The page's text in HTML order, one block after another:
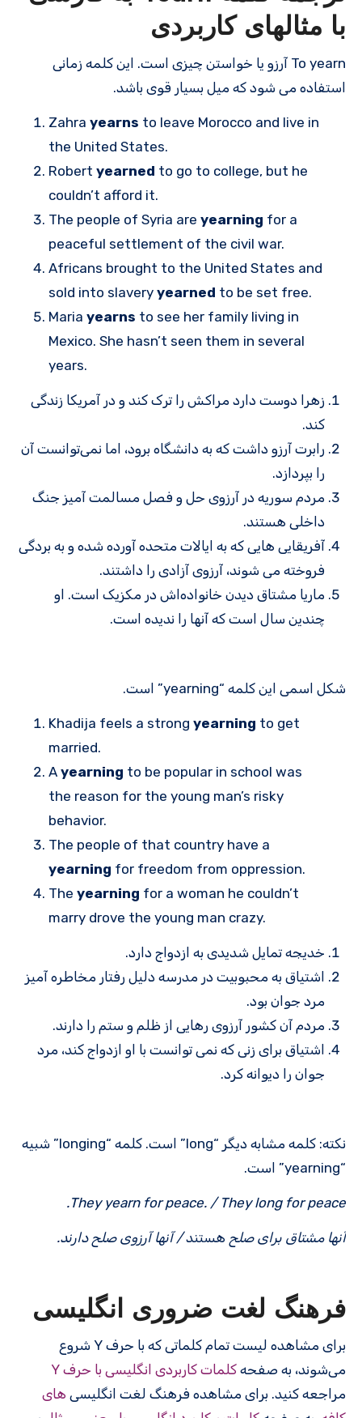
با مثالهای کاربردی
To yearn آرزو یا خواستن چیزی است. این کلمه زمانی
استفاده می شود که میل بسیار قوی باشد.
Zahra yearns to leave Morocco and live in
the United States.
Robert yearned to go to college, but he
couldn’t afford it.
The people of Syria are yearning for a
peaceful settlement of the civil war.
Africans brought to the United States and
sold into slavery yearned to be set free.
Maria yearns to see her family living in
Mexico. She hasn’t seen them in several
years.
زهرا دوست دارد مراکش را ترک کند و در آمریکا زندگی
کند.
رابرت آرزو داشت که به دانشگاه برود، اما نمی‌توانست آن
را بپردازد.
مردم سوریه در آرزوی حل و فصل مسالمت آمیز جنگ
داخلی هستند.
آفریقایی هایی که به ایالات متحده آورده شده و به بردگی
فروخته می شوند، آرزوی آزادی را داشتند.
ماریا مشتاق دیدن خانواده‌اش در مکزیک است. او
چندین سال است که آنها را ندیده است.
شکل اسمی این کلمه “yearning” است.
Khadija feels a strong yearning to get
married.
A yearning to be popular in school was
the reason for the young man’s risky
behavior.
The people of that country have a
yearning for freedom from oppression.
The yearning for a woman he couldn’t
marry drove the young man crazy.
خدیجه تمایل شدیدی به ازدواج دارد.
اشتیاق به محبوبیت در مدرسه دلیل رفتار مخاطره آمیز
مرد جوان بود.
مردم آن کشور آرزوی رهایی از ظلم و ستم را دارند.
اشتیاق برای زنی که نمی توانست با او ازدواج کند، مرد
جوان را دیوانه کرد.
نکته: کلمه مشابه دیگر “long” است. کلمه “longing” شبیه
“yearning” است.
They yearnfor peace. / Theylongfor peace.
آنهامشتاق برای صلح هستند/ آنها آرزوی صلح دارند.
فرهنگ لغت ضروری انگلیسی
برای مشاهده لیست تمام کلماتی که با حرف Y شروع
می‌شوند، به صفحه کلمات کاربردی انگلیسی با حرف Y
مراجعه کنید. برای مشاهده فرهنگ لغت انگلیسی های